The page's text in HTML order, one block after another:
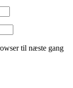
til næste gang